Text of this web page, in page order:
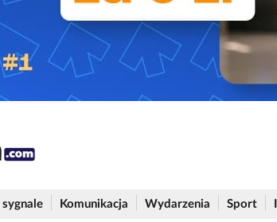
sygnale Komunikacja Wydarzenia Sport